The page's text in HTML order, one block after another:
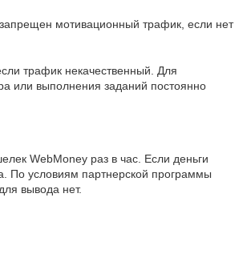
мотивационный трафик, если нет
трафик некачественный. Для
или выполнения заданий постоянно
WebMoney раз в час. Если деньги
По условиям партнерской программы
вывода нет.